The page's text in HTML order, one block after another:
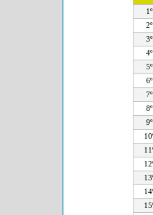
1º
2º
3º
4º
5º
6º
7º
8º
9º